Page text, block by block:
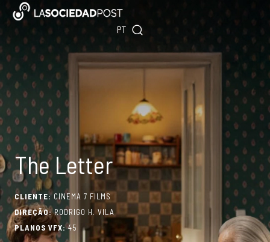
content
PT
ES
EN
The Letter
CLIENTE:CINEMA 7 FILMS
DIREÇÃO:RODRIGO H. VILA
PLANOS VFX:45